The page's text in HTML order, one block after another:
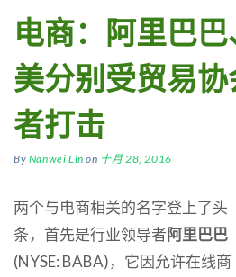
电商：阿里巴
美分别受贸易
者打击
By Nanwei Lin on 十月 28, 2016
两个与电商相关的名字登上了头
条，首先是行业领导者阿里巴巴
(NYSE: BABA)，它因允许在线商